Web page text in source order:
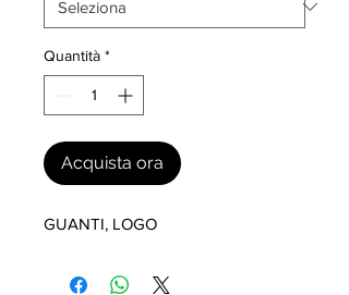
Quantità *
Acquista ora
GUANTI, LOGO